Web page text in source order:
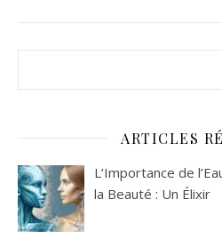
ARTICLES
L’Importance de
la Beauté : Un Élixir